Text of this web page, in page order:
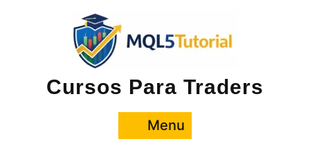
Cursos Para Traders
Menu